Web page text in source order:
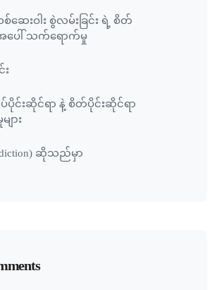
ေးဝါး စွဲလမ်းခြင်း ရဲ့ စိတ်
အပေါ် သက်ရောက်မှု
ပိုင်းဆိုင်ရာ နဲ့ စိတ်ပိုင်းဆိုင်ရာ
ား
ဆိုသည်မှာ